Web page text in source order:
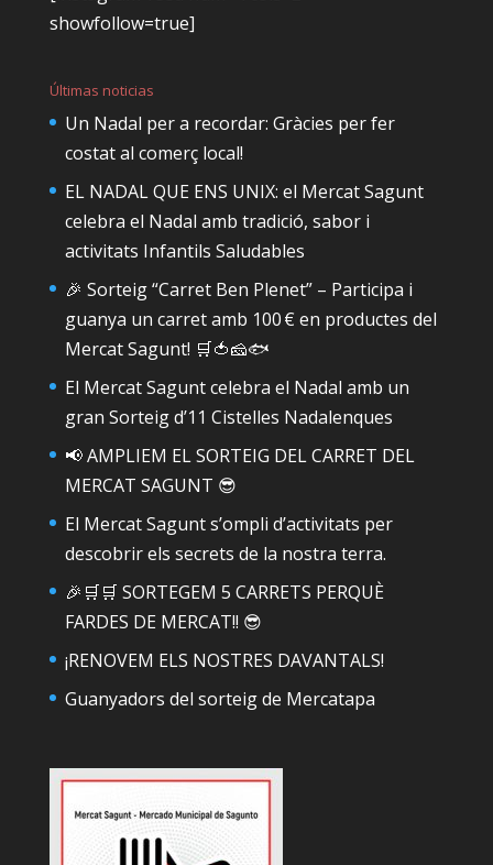
showfollow=true]
Últimas noticias
Un Nadal per a recordar: Gràcies per fer
costat al comerç local!
EL NADAL QUE ENS UNIX: el Mercat Sagunt
celebra el Nadal amb tradició, sabor i
activitats Infantils Saludables
🎉 Sorteig “Carret Ben Plenet” – Participa i
guanya un carret amb 100 € en productes del
Mercat Sagunt! 🛒🍅🧀🐟
El Mercat Sagunt celebra el Nadal amb un
gran Sorteig d’11 Cistelles Nadalenques
📢 AMPLIEM EL SORTEIG DEL CARRET DEL
MERCAT SAGUNT 😎
El Mercat Sagunt s’ompli d’activitats per
descobrir els secrets de la nostra terra.
🎉🛒🛒 SORTEGEM 5 CARRETS PERQUÈ
FARDES DE MERCAT!! 😎
¡RENOVEM ELS NOSTRES DAVANTALS!
Guanyadors del sorteig de Mercatapa